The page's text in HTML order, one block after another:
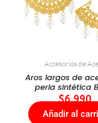
Accesorios de
Aros largos de
perla sintética
$6.990
Añadir al